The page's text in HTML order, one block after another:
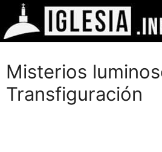
Saltar
contenido
Misterios
Transfiguración